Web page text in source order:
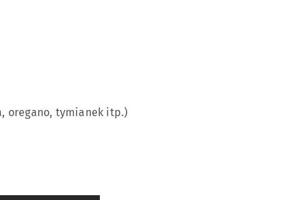
oregano, tymianek itp.)